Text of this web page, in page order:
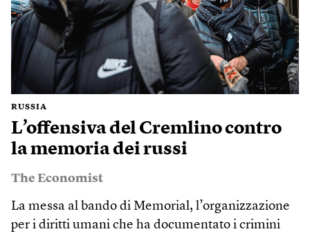
RUSSIA
L’offensiva del Cremlino contro
la memoria dei russi
The Economist
La messa al bando di Memorial, l’organizzazione
per i diritti umani che ha documentato i crimini